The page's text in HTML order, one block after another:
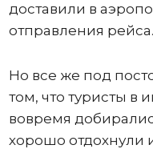
доставили в
отправления рейса.
Но все же под
том, что туристы в
вовремя
хорошо отдохнули